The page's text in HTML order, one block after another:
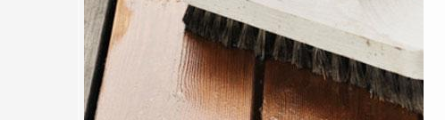
sa région : Nous offrons des
de nouveau ? Notre entreprise MC Couvreur 91 vous garantit un service
nous, pas de place pour l’amateurisme. Pour maintenir la qualité de nos